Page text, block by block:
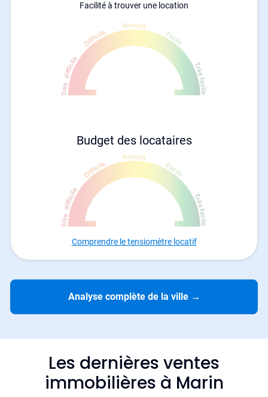
Facilité à trouver une location
Budget des locataires
Comprendre le tensiomètre locatif
Analyse complète de la ville →
Les dernières ventes
immobilières à Marin